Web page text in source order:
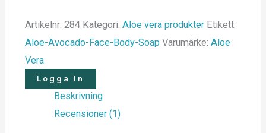
Artikelnr: 284 Kategori: Aloe vera produkter Etikett:
Aloe-Avocado-Face-Body-Soap Varumärke: Aloe
Vera
Logga In
Beskrivning
Recensioner (1)